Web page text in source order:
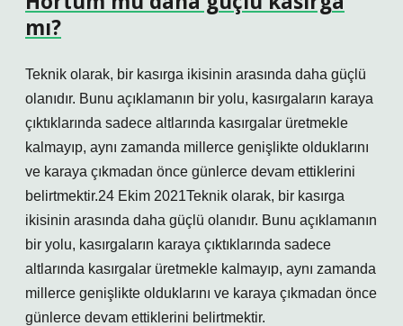
mı?
Teknik olarak, bir kasırga ikisinin arasında daha güçlü
olanıdır. Bunu açıklamanın bir yolu, kasırgaların karaya
çıktıklarında sadece altlarında kasırgalar üretmekle
kalmayıp, aynı zamanda millerce genişlikte olduklarını
ve karaya çıkmadan önce günlerce devam ettiklerini
belirtmektir.24 Ekim 2021Teknik olarak, bir kasırga
ikisinin arasında daha güçlü olanıdır. Bunu açıklamanın
bir yolu, kasırgaların karaya çıktıklarında sadece
altlarında kasırgalar üretmekle kalmayıp, aynı zamanda
millerce genişlikte olduklarını ve karaya çıkmadan önce
günlerce devam ettiklerini belirtmektir.